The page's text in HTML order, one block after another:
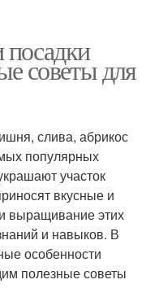
советы для
слива, абрикос
популярных
участок
вкусные и
выращивание этих
и навыков. В
особенности
полезные советы